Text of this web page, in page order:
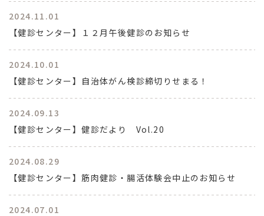
2024.11.01
【健診センター】１２月午後健診のお知らせ
2024.10.01
【健診センター】自治体がん検診締切りせまる！
2024.09.13
【健診センター】健診だより Vol.20
2024.08.29
【健診センター】筋肉健診・腸活体験会中止のお知らせ
2024.07.01